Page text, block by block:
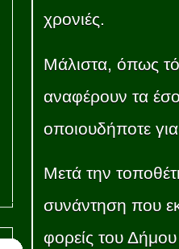
χρονιές.
Μάλιστα, όπως
αναφέρουν τα
οποιουδήποτε
Μετά την
συνάντηση που
φορείς του